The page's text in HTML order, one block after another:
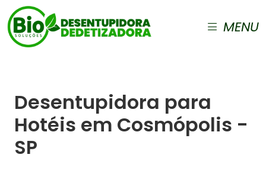
MENU
Desentupidora para
Hotéis em Cosmópolis -
SP